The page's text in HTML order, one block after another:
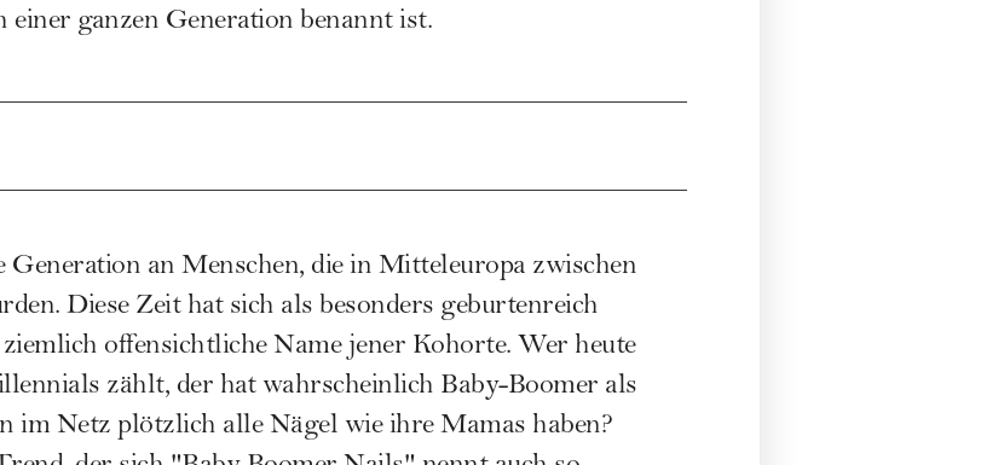
einer ganzen Generation benannt ist.
Generation an Menschen, die in Mitteleuropa zwischen
Diese Zeit hat sich als besonders geburtenreich
offensichtliche Name jener Kohorte. Wer heute
zählt, der hat wahrscheinlich Baby-Boomer als
im Netz plötzlich alle Nägel wie ihre Mamas haben?